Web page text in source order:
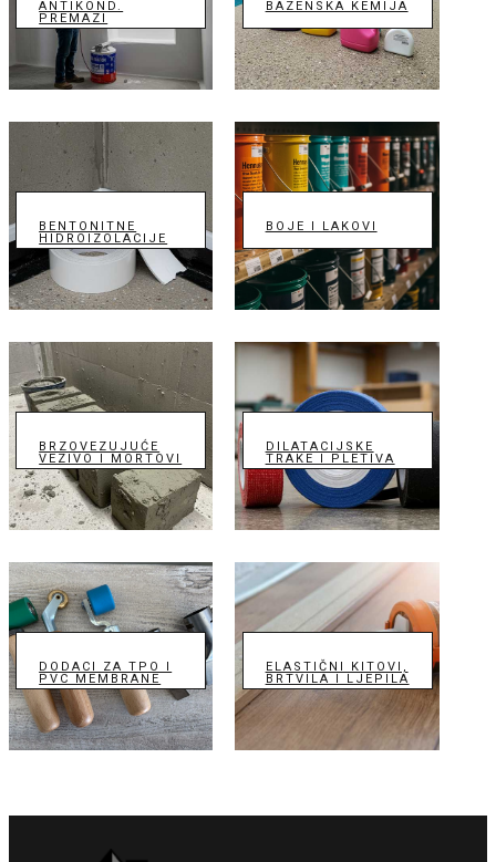
ANTIKOND.
PREMAZI
BAZENSKA KEMIJA
BENTONITNE
HIDROIZOLACIJE
BOJE I LAKOVI
BRZOVEZUJUĆE
VEZIVO I MORTOVI
DILATACIJSKE
TRAKE I PLETIVA
DODACI ZA TPO I
PVC MEMBRANE
ELASTIČNI KITOVI,
BRTVILA I LJEPILA